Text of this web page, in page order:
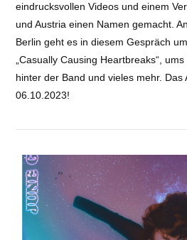
VIEW
eindrucksvollen Videos und einem
und Austria einen Namen gemacht.
Berlin geht es in diesem Gespräch
„Casually Causing Heartbreaks“,
hinter der Band und vieles mehr. Das
06.10.2023!